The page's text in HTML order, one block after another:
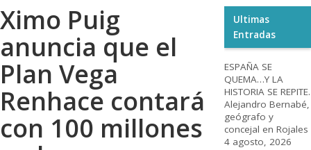
Ximo Puig
anuncia que el
Plan Vega
Renhace contará
con 100 millones
Ultimas
Entradas
ESPAÑA SE
QUEMA…Y LA
HISTORIA SE REPITE.
Alejandro Bernabé,
geógrafo y
concejal en Rojales
4 agosto, 2026